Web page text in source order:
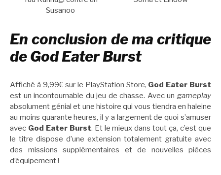
Susanoo
En conclusion de ma critique
de God Eater Burst
Affiché à 9,99€sur le PlayStation Store, God Eater Burst
est un incontournable du jeu de chasse. Avec un gameplay
absolument génial et une histoire qui vous tiendra en haleine
au moins quarante heures, il y a largement de quoi s’amuser
avec God Eater Burst. Et le mieux dans tout ça, c’est que
le titre dispose d’une extension totalement gratuite avec
des missions supplémentaires et de nouvelles pièces
d’équipement !